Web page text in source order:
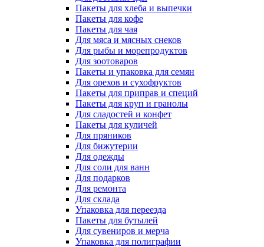
Пакеты для хлеба и выпечки
Пакеты для кофе
Пакеты для чая
Для мяса и мясных снеков
Для рыбы и морепродуктов
Для зоотоваров
Пакеты и упаковка для семян
Для орехов и сухофруктов
Пакеты для приправ и специй
Пакеты для круп и гранолы
Для сладостей и конфет
Пакеты для куличей
Для пряников
Для бижутерии
Для одежды
Для соли для ванн
Для подарков
Для ремонта
Для склада
Упаковка для переезда
Пакеты для бутылей
Для сувениров и мерча
Упаковка для полиграфии